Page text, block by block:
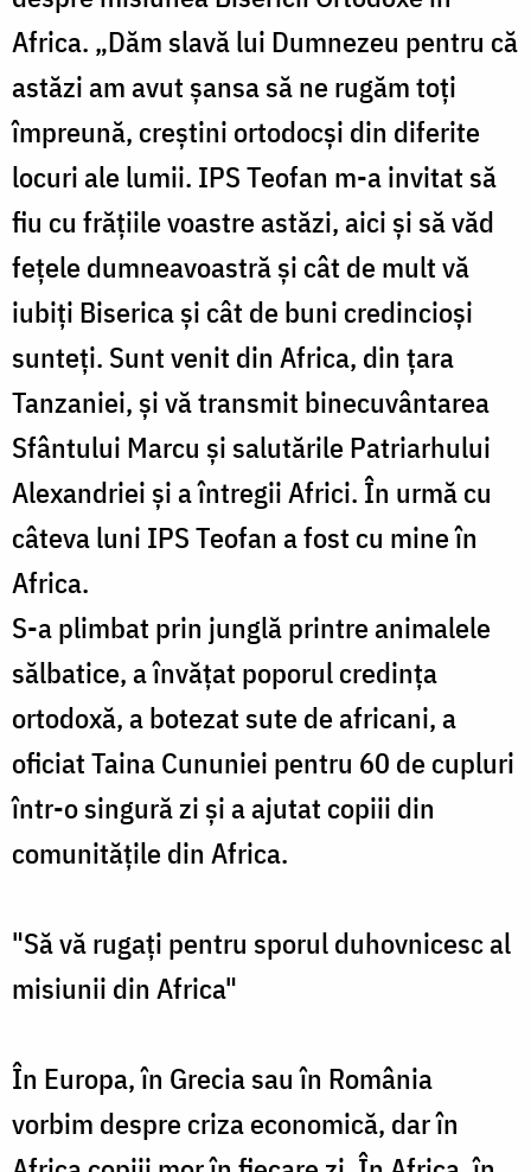
Africa. „Dăm slavă lui Dumnezeu pentru că
astăzi am avut șansa să ne rugăm toți
împreună, creștini ortodocși din diferite
locuri ale lumii. IPS Teofan m-a invitat să
fiu cu frățiile voastre astăzi, aici și să văd
fețele dumneavoastră și cât de mult vă
iubiți Biserica și cât de buni credincioși
sunteți. Sunt venit din Africa, din țara
Tanzaniei, și vă transmit binecuvântarea
Sfântului Marcu și salutările Patriarhului
Alexandriei și a întregii Africi. În urmă cu
câteva luni IPS Teofan a fost cu mine în
Africa.
S-a plimbat prin junglă printre animalele
sălbatice, a învățat poporul credința
ortodoxă, a botezat sute de africani, a
oficiat Taina Cununiei pentru 60 de cupluri
într-o singură zi și a ajutat copiii din
comunitățile din Africa.
"Să vă rugați pentru sporul duhovnicesc al
misiunii din Africa"
În Europa, în Grecia sau în România
vorbim despre criza economică, dar în